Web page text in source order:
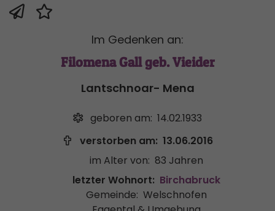
Im Gedenken an:
Filomena Gall geb. Vieider
Lantschnoar- Mena
geboren am: 14.02.1933
verstorben am: 13.06.2016
im Alter von: 83 Jahren
letzter Wohnort: Birchabruck
Gemeinde: Welschnofen